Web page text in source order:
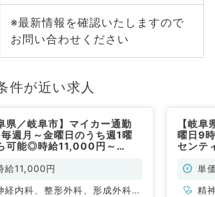
※最新情報を確認いたしますので
お問い合わせください
件が近い求人
県／岐阜市】マイカー通勤
週月～金曜日のうち週1曜
可能◎時給11,000円～
（内科系・外科系／非常勤）
給11,000円
経内科、整形外科、形成外科、
【岐
曜日9
センテ
科系／
単
精